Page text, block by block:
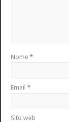
Nome*
Email*
Sito web